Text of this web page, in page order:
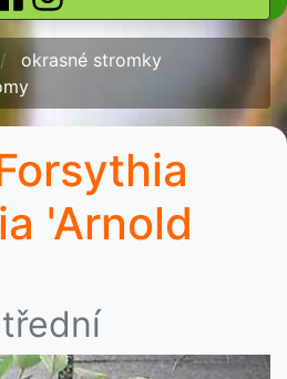
okrasné stromky
'Arnold